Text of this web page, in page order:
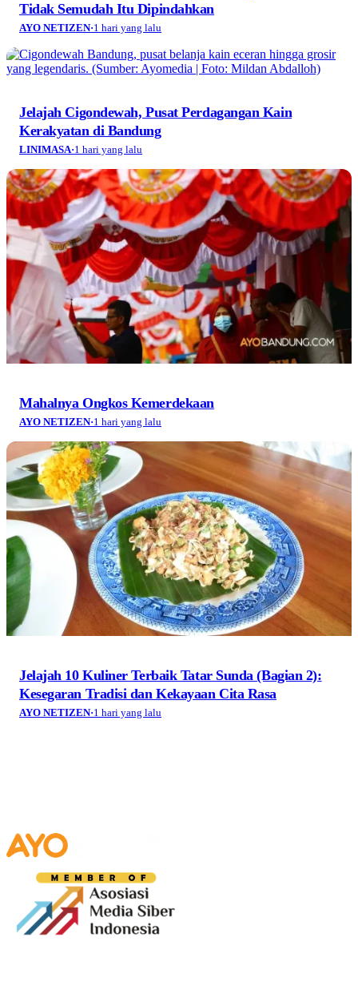
Tidak Semudah Itu Dipindahkan
AYO NETIZEN·1 hari yang lalu
Jelajah Cigondewah, Pusat Perdagangan Kain
Kerakyatan di Bandung
LINIMASA·1 hari yang lalu
Mahalnya Ongkos Kemerdekaan
AYO NETIZEN·1 hari yang lalu
Jelajah 10 Kuliner Terbaik Tatar Sunda (Bagian 2):
Kesegaran Tradisi dan Kekayaan Cita Rasa
AYO NETIZEN·1 hari yang lalu